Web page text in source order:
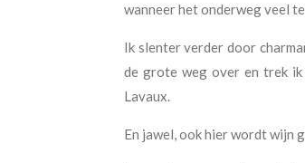
wanneer het onderweg veel
Ik slenter verder door
de grote weg over en trek ik
Lavaux.
En jawel, ook hier wordt wijn